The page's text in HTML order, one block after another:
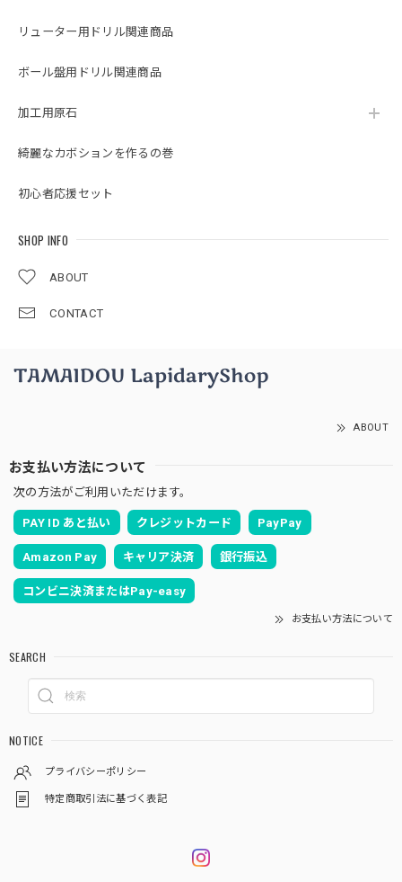
リューター用ドリル関連商品
ボール盤用ドリル関連商品
加工用原石
綺麗なカボションを作るの巻
初心者応援セット
SHOP INFO
ABOUT
CONTACT
ABOUT
お支払い方法について
次の方法がご利用いただけます。
PAY ID あと払い クレジットカード PayPay
Amazon Pay キャリア決済 銀行振込
コンビニ決済またはPay-easy
お支払い方法について
SEARCH
NOTICE
プライバシーポリシー
特定商取引法に基づく表記